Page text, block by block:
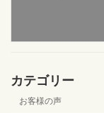
カテゴリー
お客様の声